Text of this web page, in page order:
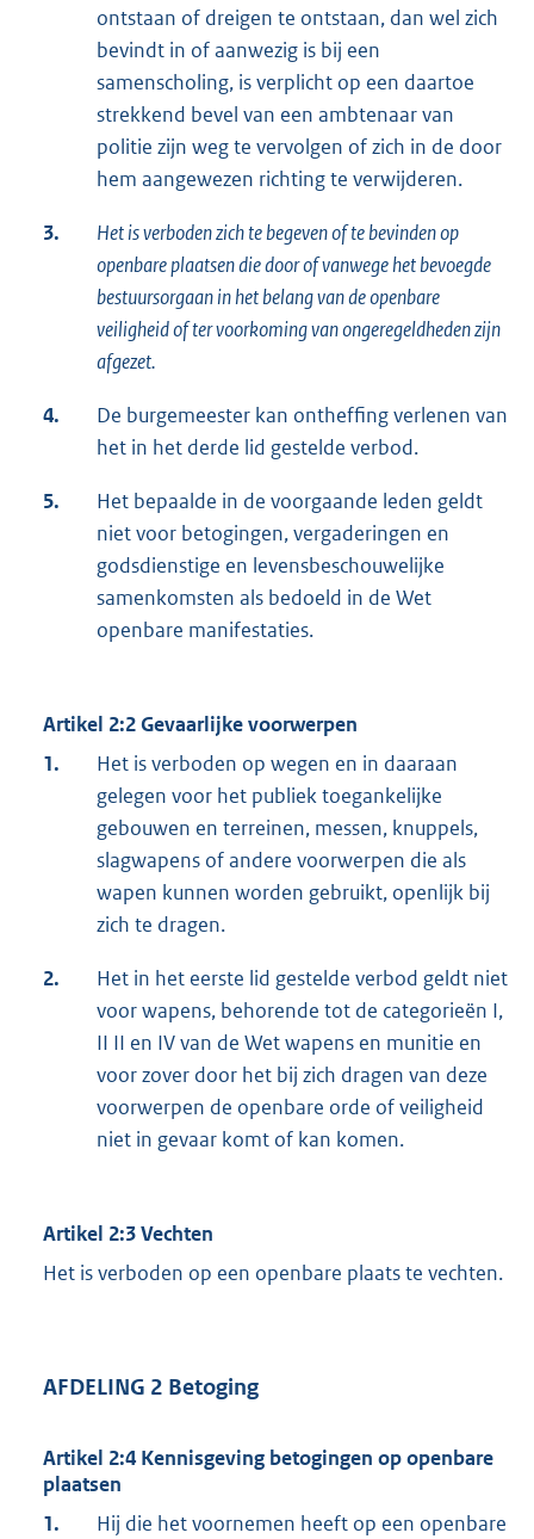
ontstaan of dreigen te ontstaan, dan wel zich
bevindt in of aanwezig is bij een
samenscholing, is verplicht op een daartoe
strekkend bevel van een ambtenaar van
politie zijn weg te vervolgen of zich in de door
hem aangewezen richting te verwijderen.
3.
Het is verboden zich te begeven of te bevinden op
openbare plaatsen die door of vanwege het bevoegde
bestuursorgaan in het belang van de openbare
veiligheid of ter voorkoming van ongeregeldheden zijn
afgezet.
4.
De burgemeester kan ontheffing verlenen van
het in het derde lid gestelde verbod.
5.
Het bepaalde in de voorgaande leden geldt
niet voor betogingen, vergaderingen en
godsdienstige en levensbeschouwelijke
samenkomsten als bedoeld in de Wet
openbare manifestaties.
Artikel 2:2 Gevaarlijke voorwerpen
1.
Het is verboden op wegen en in daaraan
gelegen voor het publiek toegankelijke
gebouwen en terreinen, messen, knuppels,
slagwapens of andere voorwerpen die als
wapen kunnen worden gebruikt, openlijk bij
zich te dragen.
2.
Het in het eerste lid gestelde verbod geldt niet
voor wapens, behorende tot de categorieën I,
II II en IV van de Wet wapens en munitie en
voor zover door het bij zich dragen van deze
voorwerpen de openbare orde of veiligheid
niet in gevaar komt of kan komen.
Artikel 2:3 Vechten
Het is verboden op een openbare plaats te vechten.
AFDELING 2 Betoging
Artikel 2:4 Kennisgeving betogingen op openbare
plaatsen
1.
Hij die het voornemen heeft op een openbare